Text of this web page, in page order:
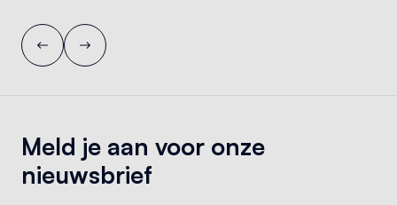
Meld je aan voor onze
nieuwsbrief